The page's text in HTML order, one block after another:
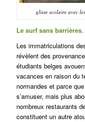
glisse scolaire avec
Le surf sans barrières.
Les immatriculations
révèlent des
étudiants belges
vacances en raison du
normandes et parce
s’amuser, mais plus
nombreux restaurants
constituent un autre